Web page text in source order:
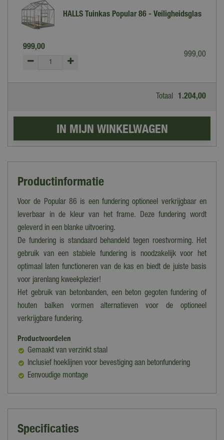
HALLS Tuinkas Popular 86 - Veiligheidsglas
999,00
999,00
Totaal 1.204,00
Productinformatie
Voor de Popular 86 is een fundering optioneel verkrijgbaar en
leverbaar in de kleur van het frame. Deze fundering wordt
geleverd in een blanke uitvoering.
De fundering is standaard behandeld tegen roestvorming. Het
gebruik van een stabiele fundering is noodzakelijk voor het
optimaal laten functioneren van de kas en biedt de juiste basis
voor jarenlang kweekplezier!
Het gebruik van betonbanden, een beton gegoten fundering of
houten balken vormen alternatieven voor de optioneel
verkrijgbare fundering.
Productvoordelen
Gemaakt van verzinkt staal
Inclusief hoeklijnen voor bevestiging aan betonfundering
Eenvoudige montage
Specificaties